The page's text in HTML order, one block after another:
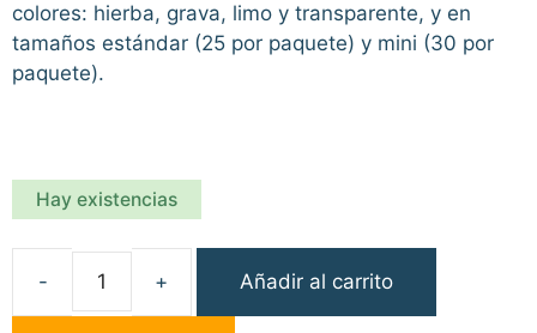
colores: hierba, grava, limo y transparente, y en
tamaños estándar (25 por paquete) y mini (30 por
paquete).
Hay existencias
Anti
Añadir al carrito